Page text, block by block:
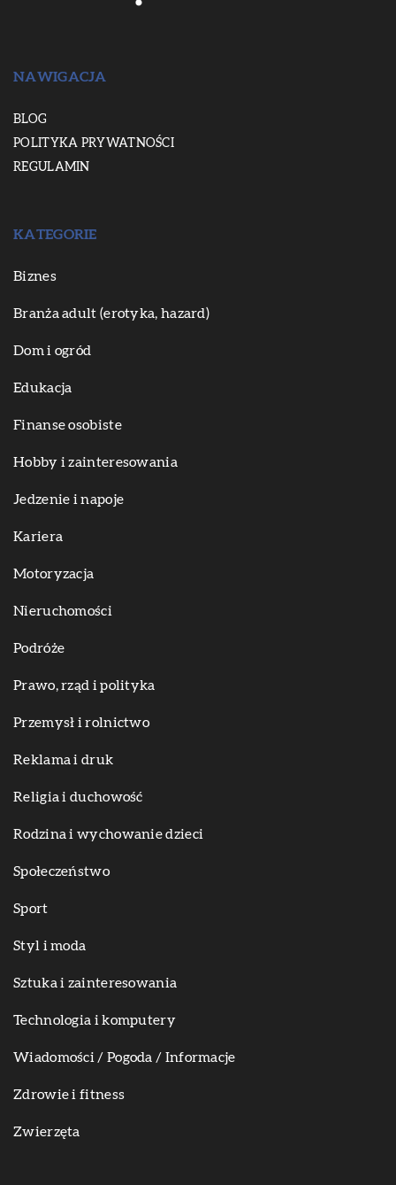
NAWIGACJA
BLOG
POLITYKA PRYWATNOŚCI
REGULAMIN
KATEGORIE
Biznes
Branża adult (erotyka, hazard)
Dom i ogród
Edukacja
Finanse osobiste
Hobby i zainteresowania
Jedzenie i napoje
Kariera
Motoryzacja
Nieruchomości
Podróże
Prawo, rząd i polityka
Przemysł i rolnictwo
Reklama i druk
Religia i duchowość
Rodzina i wychowanie dzieci
Społeczeństwo
Sport
Styl i moda
Sztuka i zainteresowania
Technologia i komputery
Wiadomości / Pogoda / Informacje
Zdrowie i fitness
Zwierzęta